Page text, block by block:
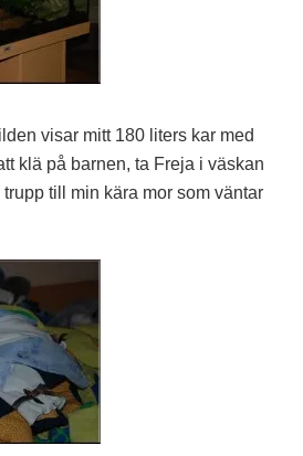
visar mitt 180 liters kar med
klä på barnen, ta Freja i väskan
till min kära mor som väntar